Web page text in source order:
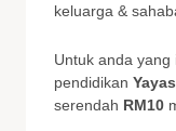
keluarga &
Untuk anda
pendidikan
serendah RM10